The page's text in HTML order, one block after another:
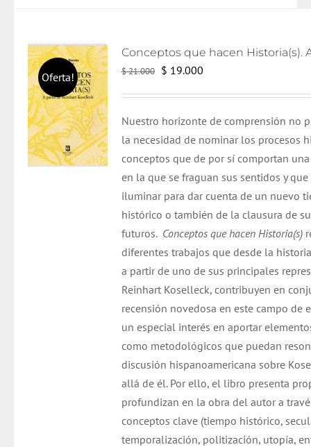
Oferta! $21.000
El
era:
$ 21.000.
$ 19.000El
es:
$ 19.000.
Nuestro horizonte de comprensión no
la necesidad de nominar los procesos
conceptos que de por sí comportan
en la que se fraguan sus sentidos y que
iluminar para dar cuenta de un nuevo
histórico o también de la clausura de
futuros. Conceptos que hacen Historia(s)
diferentes trabajos que desde la
a partir de uno de sus principales
Reinhart Koselleck, contribuyen en
recensión novedosa en este campo de
un especial interés en aportar
como metodológicos que puedan
discusión hispanoamericana sobre
allá de él. Por ello, el libro presenta
profundizan en la obra del autor a
conceptos clave (tiempo histórico,
temporalización, politización, utopía,